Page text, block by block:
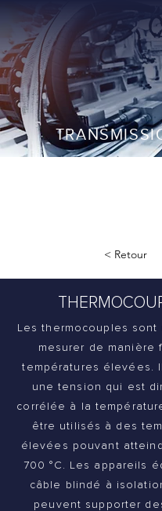
< Retour
Les thermocouples
mesurer de manière
températures élevées.
une tension qui est
corrélée à la
être utilisés à des
élevées pouvant
700 °C. Les appareils
câble blindé à
peuvent supporter